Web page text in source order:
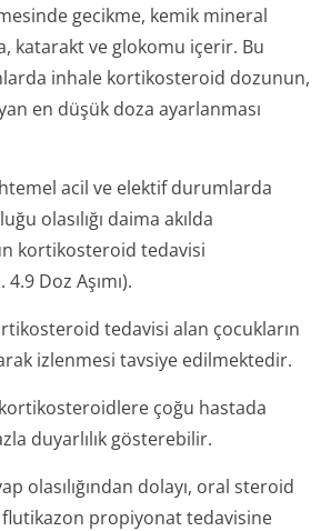
gecikme, kemik mineral
katarakt ve glokomu içerir. Bu
inhale kortikosteroid dozunun,
en düşük doza ayarlanması
acil ve elektif durumlarda
olasılığı daima akılda
kortikosteroid tedavisi
Doz Aşımı).
tedavisi alan çocukların
izlenmesi tavsiye edilmektedir.
çoğu hastada
duyarlılık gösterebilir.
olasılığından dolayı, oral steroid
propiyonat tedavisine